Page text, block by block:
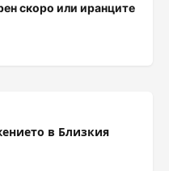
скоро или иранците
в Близкия